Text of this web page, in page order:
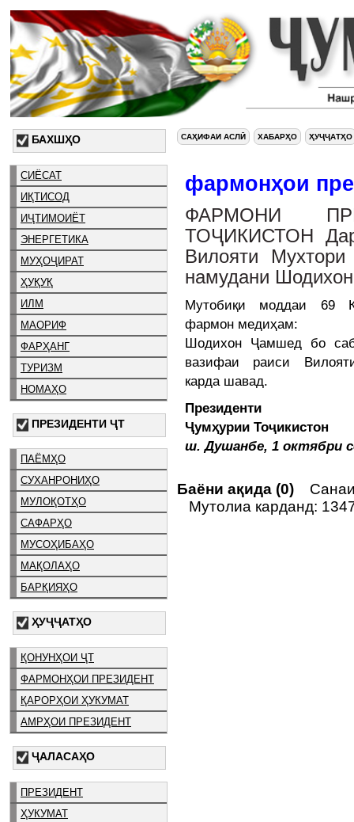
БАХШҲО
СИЁСАТ
ИҚТИСОД
ИҶТИМОИЁТ
ЭНЕРГЕТИКА
МУҲОҶИРАТ
ҲУҚУҚ
ИЛМ
МАОРИФ
ФАРҲАНГ
ТУРИЗМ
НОМАҲО
ПРЕЗИДЕНТИ ҶТ
ПАЁМҲО
СУХАНРОНИҲО
МУЛОҚОТҲО
САФАРҲО
МУСОҲИБАҲО
МАҚОЛАҲО
БАРҚИЯҲО
ҲУҶҶАТҲО
ҚОНУНҲОИ ҶТ
ФАРМОНҲОИ ПРЕЗИДЕНТ
ҚАРОРҲОИ ҲУКУМАТ
АМРҲОИ ПРЕЗИДЕНТ
ҶАЛАСАҲО
ПРЕЗИДЕНТ
ҲУКУМАТ
САҲИФАИ АСЛӢ ХАБАРҲО ҲУҶҶАТҲО
фармонҳои
ФАРМОНИ
ТОҶИКИСТОН
Вилояти
намудани
Мутобиқи моддаи 69
фармон медиҳам:
Шодихон Ҷамшед бо
вазифаи раиси
карда шавад.
Президенти
Ҷумҳурии
ш. Душанбе, 1 октябри
Баёни ақида (0)
Мутолиа карданд: